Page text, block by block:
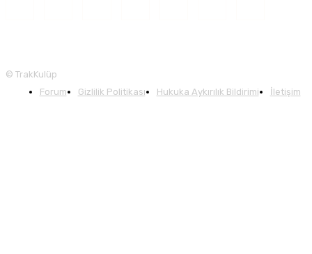
© TrakKulüp
Forum
Gizlilik Politikası Hukuka Aykırılık Bildirimi İletişim